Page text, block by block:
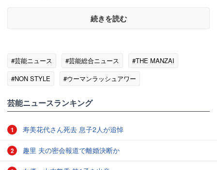
続きを読む
#芸能ニュース #芸能総合ニュース
#THE MANZAI
#NON STYLE
#ウーマンラッシュアワー
芸能ニュースランキング
1 寿美花代さん死去 息子2人が追悼
2 趣里 夫の密会報道で離婚決断か